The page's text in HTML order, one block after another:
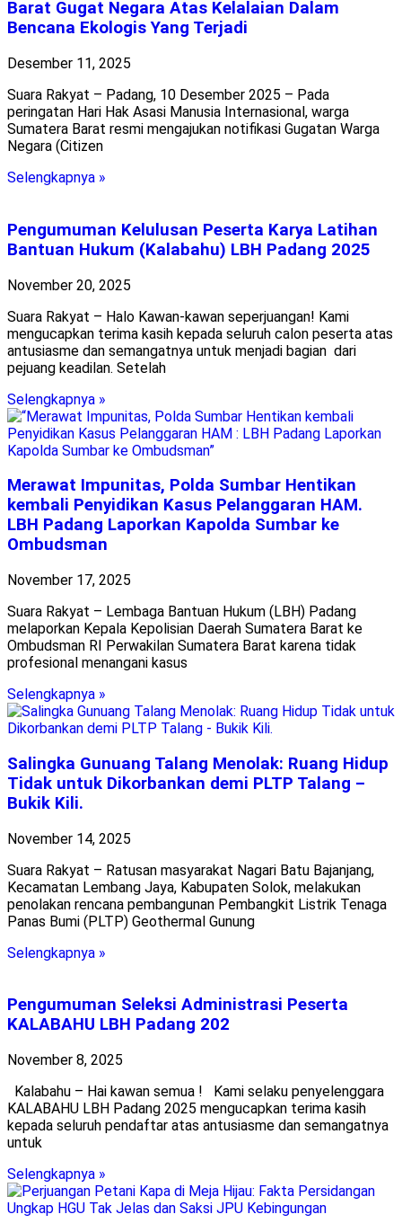
Barat Gugat Negara Atas Kelalaian Dalam
Bencana Ekologis Yang Terjadi
Desember 11, 2025
Suara Rakyat – Padang, 10 Desember 2025 – Pada
peringatan Hari Hak Asasi Manusia Internasional, warga
Sumatera Barat resmi mengajukan notifikasi Gugatan Warga
Negara (Citizen
Selengkapnya »
Pengumuman Kelulusan Peserta Karya Latihan
Bantuan Hukum (Kalabahu) LBH Padang 2025
November 20, 2025
Suara Rakyat – Halo Kawan-kawan seperjuangan! Kami
mengucapkan terima kasih kepada seluruh calon peserta atas
antusiasme dan semangatnya untuk menjadi bagian dari
pejuang keadilan. Setelah
Selengkapnya »
Merawat Impunitas, Polda Sumbar Hentikan
kembali Penyidikan Kasus Pelanggaran HAM.
LBH Padang Laporkan Kapolda Sumbar ke
Ombudsman
November 17, 2025
Suara Rakyat – Lembaga Bantuan Hukum (LBH) Padang
melaporkan Kepala Kepolisian Daerah Sumatera Barat ke
Ombudsman RI Perwakilan Sumatera Barat karena tidak
profesional menangani kasus
Selengkapnya »
Salingka Gunuang Talang Menolak: Ruang Hidup
Tidak untuk Dikorbankan demi PLTP Talang –
Bukik Kili.
November 14, 2025
Suara Rakyat – Ratusan masyarakat Nagari Batu Bajanjang,
Kecamatan Lembang Jaya, Kabupaten Solok, melakukan
penolakan rencana pembangunan Pembangkit Listrik Tenaga
Panas Bumi (PLTP) Geothermal Gunung
Selengkapnya »
Pengumuman Seleksi Administrasi Peserta
KALABAHU LBH Padang 202
November 8, 2025
Kalabahu – Hai kawan semua ! Kami selaku penyelenggara
KALABAHU LBH Padang 2025 mengucapkan terima kasih
kepada seluruh pendaftar atas antusiasme dan semangatnya
untuk
Selengkapnya »